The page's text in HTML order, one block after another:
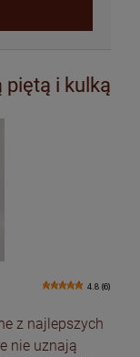
piętą i kulką
4.8 (6)
z najlepszych
nie uznają